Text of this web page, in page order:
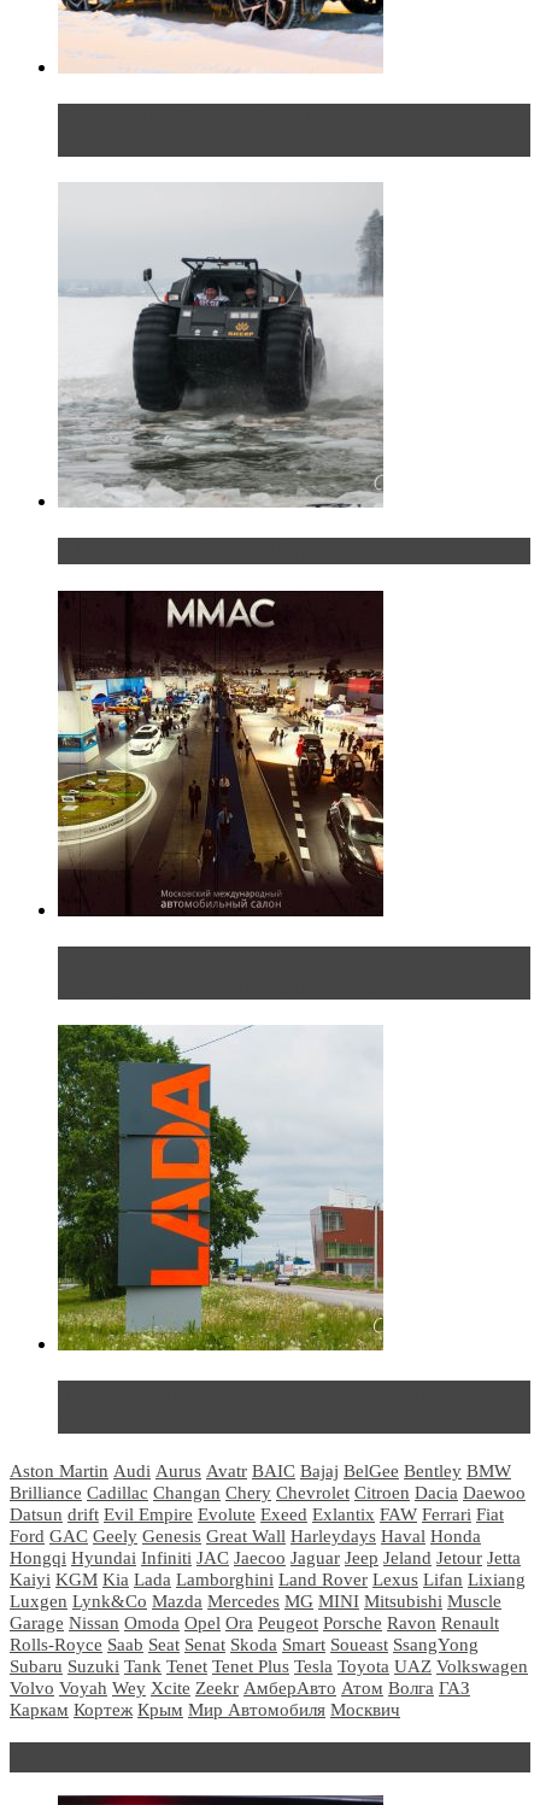
Aston Martin Audi Aurus Avatr BAIC Bajaj BelGee Bentley BMW
Brilliance Cadillac Changan Chery Chevrolet Citroen Dacia Daewoo
Datsun drift Evil Empire Evolute Exeed Exlantix FAW Ferrari Fiat
Ford GAC Geely Genesis Great Wall Harleydays Haval Honda
Hongqi Hyundai Infiniti JAC Jaecoo Jaguar Jeep Jeland Jetour Jetta
Kaiyi KGM Kia Lada Lamborghini Land Rover Lexus Lifan Lixiang
Luxgen Lynk&Co Mazda Mercedes MG MINI Mitsubishi Muscle
Garage Nissan Omoda Opel Ora Peugeot Porsche Ravon Renault
Rolls-Royce Saab Seat Senat Skoda Smart Soueast SsangYong
Subaru Suzuki Tank Tenet Tenet Plus Tesla Toyota UAZ Volkswagen
Volvo Voyah Wey Xcite Zeekr АмберАвто Атом Волга ГАЗ
Каркам Кортеж Крым Мир Автомобиля Москвич